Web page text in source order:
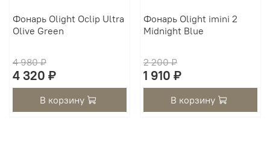
Фонарь Olight Oclip Ultra
Olive Green
4 980 ₽
4 320 ₽
В корзину
Фонарь Olight imini 2
Midnight Blue
2 200 ₽
1 910 ₽
В корзину